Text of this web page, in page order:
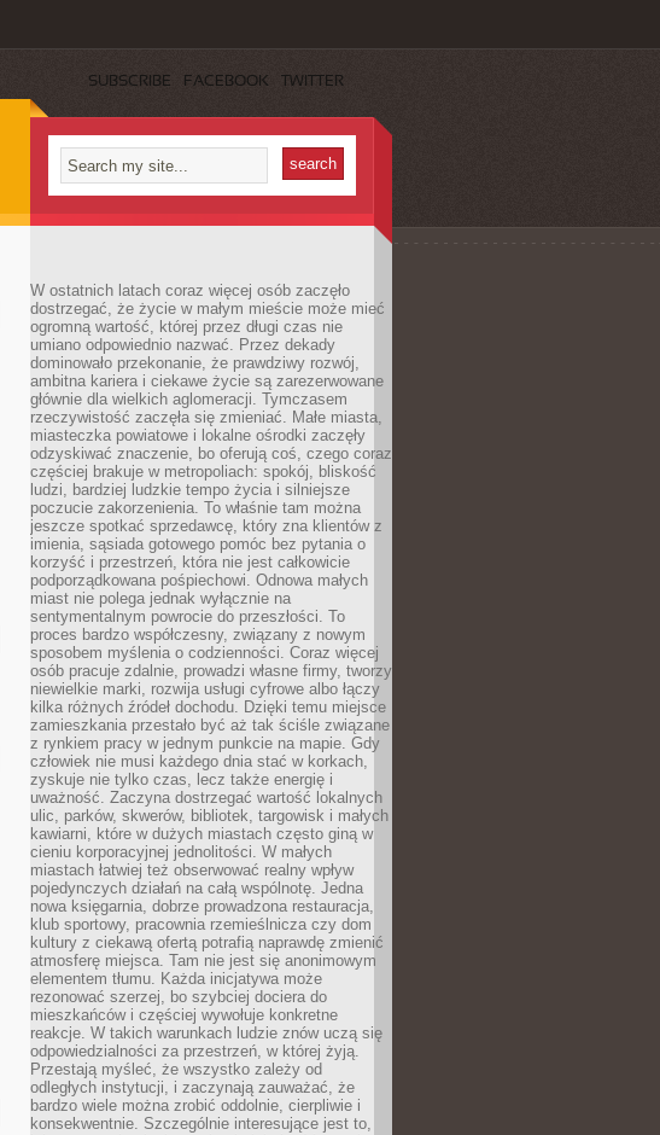
SUBSCRIBE FACEBOOK TWITTER
W ostatnich latach coraz więcej osób zaczęło
dostrzegać, że życie w małym mieście może mieć
ogromną wartość, której przez długi czas nie
umiano odpowiednio nazwać. Przez dekady
dominowało przekonanie, że prawdziwy rozwój,
ambitna kariera i ciekawe życie są zarezerwowane
głównie dla wielkich aglomeracji. Tymczasem
rzeczywistość zaczęła się zmieniać. Małe miasta,
miasteczka powiatowe i lokalne ośrodki zaczęły
odzyskiwać znaczenie, bo oferują coś, czego coraz
częściej brakuje w metropoliach: spokój, bliskość
ludzi, bardziej ludzkie tempo życia i silniejsze
poczucie zakorzenienia. To właśnie tam można
jeszcze spotkać sprzedawcę, który zna klientów z
imienia, sąsiada gotowego pomóc bez pytania o
korzyść i przestrzeń, która nie jest całkowicie
podporządkowana pośpiechowi. Odnowa małych
miast nie polega jednak wyłącznie na
sentymentalnym powrocie do przeszłości. To
proces bardzo współczesny, związany z nowym
sposobem myślenia o codzienności. Coraz więcej
osób pracuje zdalnie, prowadzi własne firmy, tworzy
niewielkie marki, rozwija usługi cyfrowe albo łączy
kilka różnych źródeł dochodu. Dzięki temu miejsce
zamieszkania przestało być aż tak ściśle związane
z rynkiem pracy w jednym punkcie na mapie. Gdy
człowiek nie musi każdego dnia stać w korkach,
zyskuje nie tylko czas, lecz także energię i
uważność. Zaczyna dostrzegać wartość lokalnych
ulic, parków, skwerów, bibliotek, targowisk i małych
kawiarni, które w dużych miastach często giną w
cieniu korporacyjnej jednolitości. W małych
miastach łatwiej też obserwować realny wpływ
pojedynczych działań na całą wspólnotę. Jedna
nowa księgarnia, dobrze prowadzona restauracja,
klub sportowy, pracownia rzemieślnicza czy dom
kultury z ciekawą ofertą potrafią naprawdę zmienić
atmosferę miejsca. Tam nie jest się anonimowym
elementem tłumu. Każda inicjatywa może
rezonować szerzej, bo szybciej dociera do
mieszkańców i częściej wywołuje konkretne
reakcje. W takich warunkach ludzie znów uczą się
odpowiedzialności za przestrzeń, w której żyją.
Przestają myśleć, że wszystko zależy od
odległych instytucji, i zaczynają zauważać, że
bardzo wiele można zrobić oddolnie, cierpliwie i
konsekwentnie. Szczególnie interesujące jest to,